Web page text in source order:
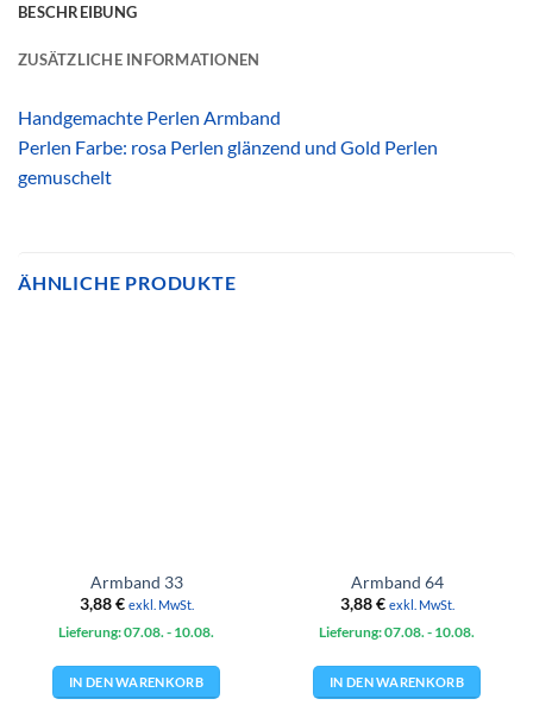
BESCHREIBUNG
ZUSÄTZLICHE INFORMATIONEN
Handgemachte Perlen Armband
Perlen Farbe: rosa Perlen glänzend und Gold Perlen
gemuschelt
ÄHNLICHE PRODUKTE
Armband 33
3,88€ exkl. MwSt.
Lieferung: 07.08. - 10.08.
IN DEN WARENKORB
Armband 64
3,88€ exkl. MwSt.
Lieferung: 07.08. - 10.08.
IN DEN WARENKORB